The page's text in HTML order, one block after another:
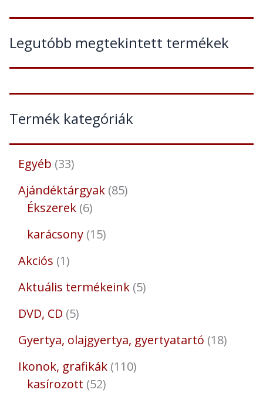
Legutóbb megtekintett termékek
Termék kategóriák
Egyéb 33
Ajándéktárgyak 85
Ékszerek 6
karácsony 15
Akciós 1
Aktuális termékeink 5
DVD, CD 5
Gyertya, olajgyertya, gyertyatartó 18
Ikonok, grafikák 110
kasírozott 52